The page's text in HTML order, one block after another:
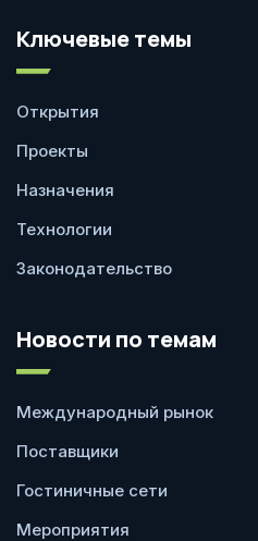
Ключевые темы
Открытия
Проекты
Назначения
Технологии
Законодательство
Новости по темам
Международный рынок
Поставщики
Гостиничные сети
Мероприятия